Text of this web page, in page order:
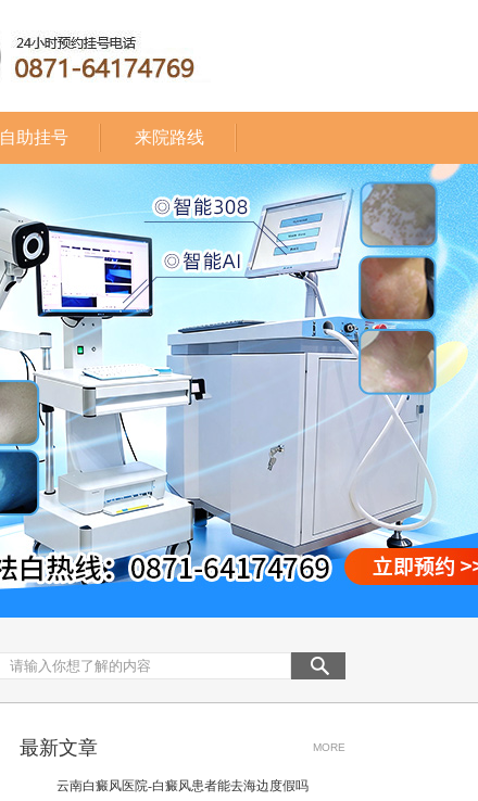
自助挂号 来院路线
最新文章 MORE
云南白癜风医院-白癜风患者能去海边度假吗